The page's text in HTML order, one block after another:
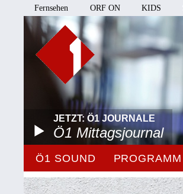
Fernsehen ORF ON KIDS
JETZT: Ö1 JOURNALE
Ö1 Mittagsjournal
Ö1 SOUND PROGRAMM